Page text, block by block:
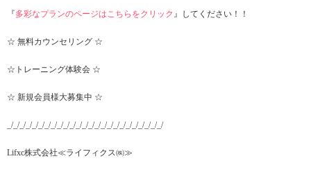
『多彩なプランのページはこちらをクリック 』してください！！
☆ 無料カウンセリング ☆
☆トレーニング体験会 ☆
☆ 新規会員様大募集中 ☆
_/_/_/_/_/_/_/_/_/_/_/_/_/_/_/_/_/_/_/_/_/_/_/_/_/
Lifxc株式会社≪ライフィクス㈱≫